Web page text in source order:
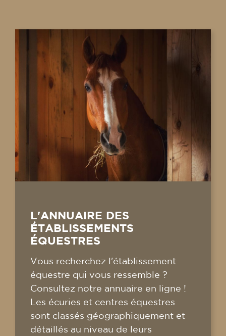
L'ANNUAIRE DES
ÉTABLISSEMENTS
ÉQUESTRES
Vous recherchez l'établissement
équestre qui vous ressemble ?
Consultez notre annuaire en ligne !
Les écuries et centres équestres
sont classés géographiquement et
détaillés au niveau de leurs